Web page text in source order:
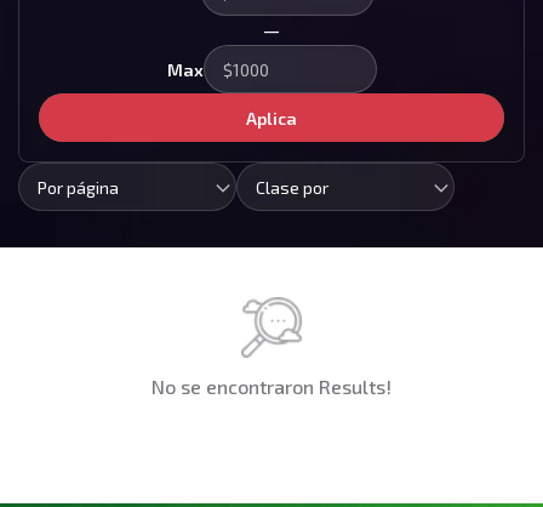
—
Max
Aplica
Por página Clase por
No se encontraron Results!